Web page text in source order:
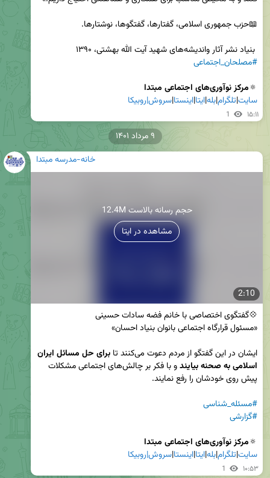
#مصلحان_اجتماعی
🔅مرکز نوآوری‌های اجتماعی مبتدا
سایت|تلگرام|بله|ایتا|اینستا|سروش|روبیکا
1 ۱۵:۱۱
خانه-مدرسه مبتدا
2:10
12.4M حجم رسانه بالاست
مشاهده در ایتا
ایشان در این گفتگو از مردم دعوت می‌کنند تا
اسلامی به صحنه بیایند
#مسئله_شناسی
#گزارشی
🔅مرکز نوآوری‌های اجتماعی مبتدا
سایت|تلگرام|بله|ایتا|اینستا|سروش|روبیکا
1 ۱۰:۵۳
۹ مرداد ۱۴۰۱